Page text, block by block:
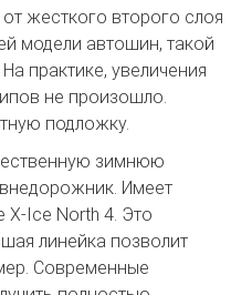
жесткого второго слоя
модели автошин, такой
практике, увеличения
не произошло.
подложку.
зимнюю
Имеет
X-Ice North 4. Это
линейка позволит
Современные